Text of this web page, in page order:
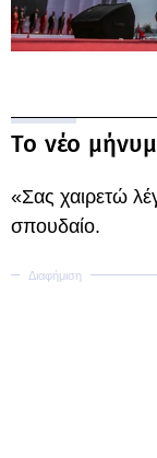
Το νέο
«Σας χαιρετώ
σπουδαίο.